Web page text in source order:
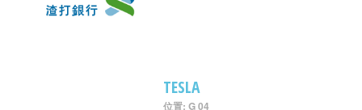
TESLA
位置: G 04